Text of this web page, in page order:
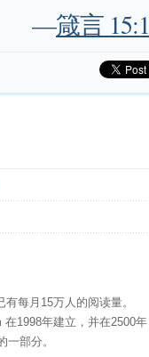
—箴言 15:1
每月15万人的阅读量。
在1998年建立，并在2500年
一部分。